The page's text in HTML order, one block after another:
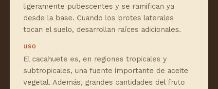
ligeramente pubescentes y se ramifican ya
desde la base. Cuando los brotes laterales
tocan el suelo, desarrollan raíces adicionales.
USO
El cacahuete es, en regiones tropicales y
subtropicales, una fuente importante de aceite
vegetal. Además, grandes cantidades del fruto